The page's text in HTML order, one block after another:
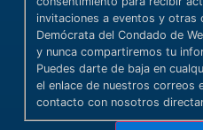
invitaciones a eventos y otras
Demócrata del Condado de
y nunca compartiremos tu
Puedes darte de baja en
el enlace de nuestros correos
contacto con nosotros